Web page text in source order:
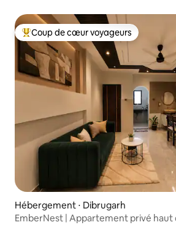
Coups de cœur voyageurs les plus
Coup de cœur voyageurs
Hébergement ⋅ Dibrugarh
EmberNest | Appartement privé haut